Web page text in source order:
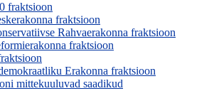
fraktsioon
fraktsioon
Rahvaerakonna fraktsioon
fraktsioon
Erakonna fraktsioon
mittekuuluvad saadikud